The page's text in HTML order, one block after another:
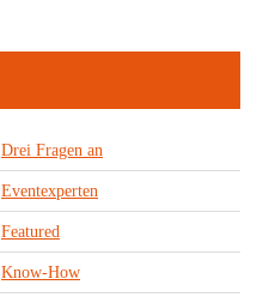
Drei Fragen an
Eventexperten
Featured
Know-How